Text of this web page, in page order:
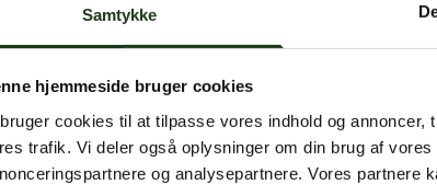
Samtykke
hjemmeside bruger cookies
cookies til at tilpasse vores indhold og
trafik. Vi deler også oplysninger om din brug af
og analysepartnere. Vores partnere
Gå til forsiden